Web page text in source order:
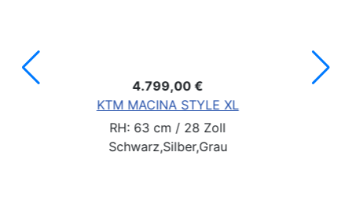
4.799,00 €
KTM MACINA STYLE XL
RH: 63 cm / 28 Zoll
Schwarz,Silber,Grau